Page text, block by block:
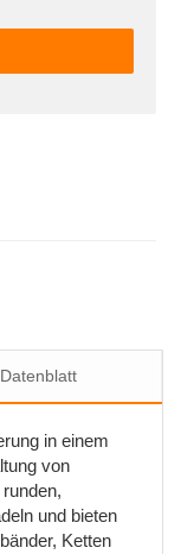
Datenblatt
in einem
von
und bieten
Ketten